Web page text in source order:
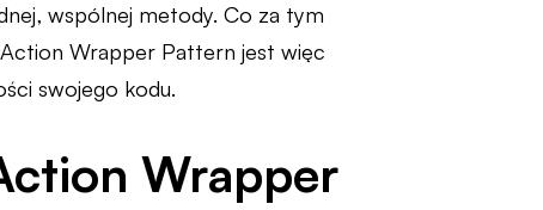
wspólnej metody. Co za tym
Wrapper Pattern jest więc
swojego kodu.
Wrapper